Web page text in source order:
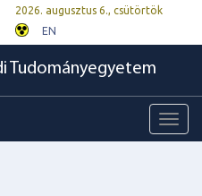
2026. augusztus 6., csütörtök
EN
Tudományegyetem